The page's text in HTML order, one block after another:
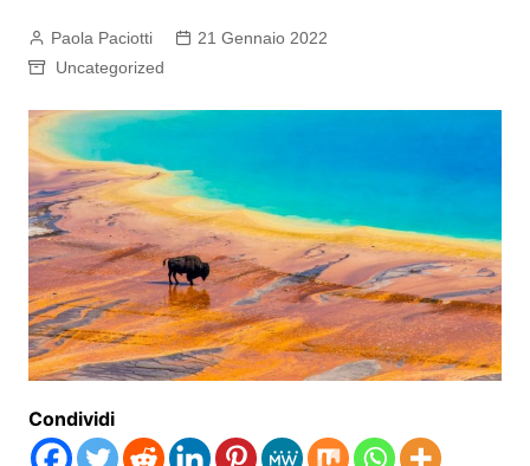
Paola Paciotti
21 Gennaio 2022
Uncategorized
Condividi